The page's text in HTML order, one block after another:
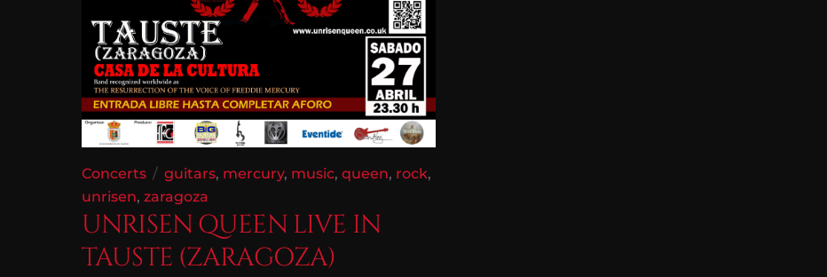
Concerts guitars, mercury, music, queen, rock,
unrisen, zaragoza
UNRISEN QUEEN LIVE IN
TAUSTE (ZARAGOZA)